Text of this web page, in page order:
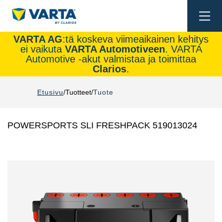
VARTA AG:tä koskeva viimeaikainen kehitys
ei vaikuta VARTA Automotiveen. VARTA
Automotive -akut valmistaa ja toimittaa
Clarios.
Etusivu Tuotteet Tuote
POWERSPORTS SLI FRESHPACK 519013024